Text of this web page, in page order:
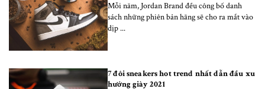
Mỗi năm, Jordan Brand đều công bố danh
sách những phiên bản hãng sẽ cho ra mắt vào
dịp ...
7 đôi sneakers hot trend nhất dẫn đầu xu
hướng giày 2021